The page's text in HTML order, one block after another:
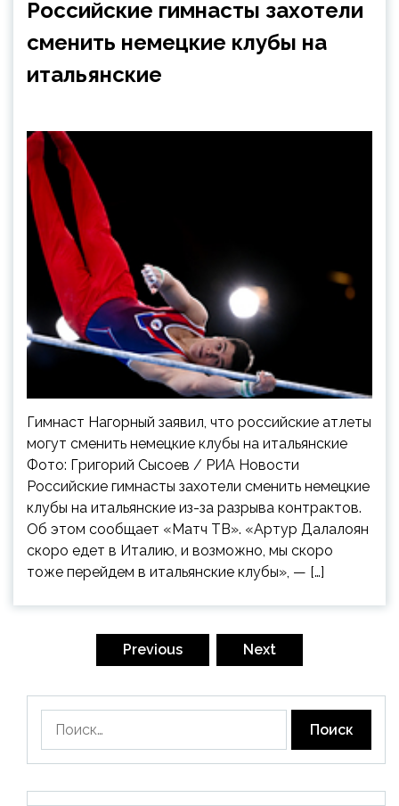
Российские гимнасты захотели
сменить немецкие клубы на
итальянские
Гимнаст Нагорный заявил, что российские атлеты
могут сменить немецкие клубы на итальянские
Фото: Григорий Сысоев / РИА Новости
Российские гимнасты захотели сменить немецкие
клубы на итальянские из-за разрыва контрактов.
Об этом сообщает «Матч ТВ». «Артур Далалоян
скоро едет в Италию, и возможно, мы скоро
тоже перейдем в итальянские клубы», — […]
Previous Next